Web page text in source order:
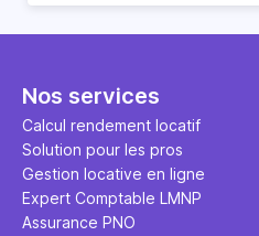
expliquons tout dans cet
Nos services
Calcul rendement locatif
Solution pour les pros
Gestion locative en ligne
Expert Comptable LMNP
Assurance PNO